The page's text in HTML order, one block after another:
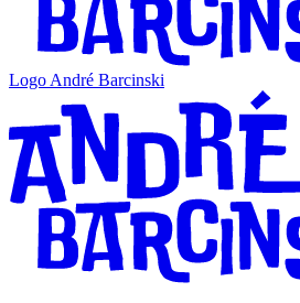
Logo André Barcinski